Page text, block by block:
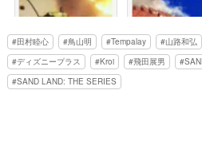
田村睦心 鳥山明 Tempalay 山路和弘
ディズニープラス
Kroi 飛田展男
SAND LAND: THE SERIES